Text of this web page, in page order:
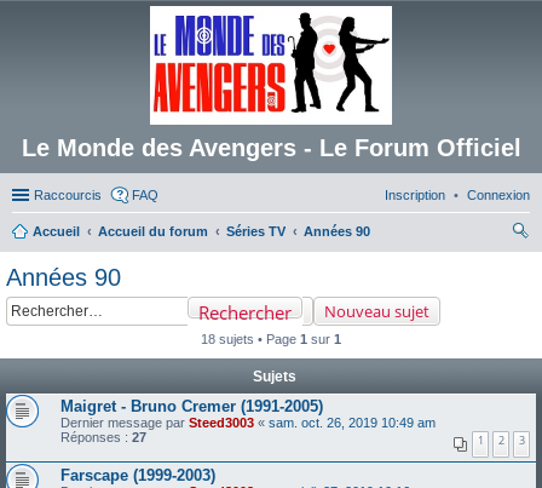
Le Monde des Avengers - Le Forum Officiel
Raccourcis FAQ Connexion
Inscription
Accueil Accueil du forum Séries TV
Années 90
Années 90
Nouveau sujet
Rechercher
18 sujets • Page 1 sur 1
Sujets
Maigret - Bruno Cremer (1991-2005)
Dernier message par Steed3003 « sam. oct. 26, 2019 10:49 am
Réponses : 27 1 2 3
Farscape (1999-2003)